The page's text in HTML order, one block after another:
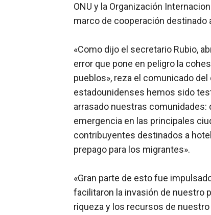
ONU y la Organización
marco de cooperación destinado
«Como dijo el secretario Rubio,
error que pone en peligro la
pueblos», reza el comunicado
estadounidenses hemos sido
arrasado nuestras
emergencia en las principales
contribuyentes destinados a
prepago para los migrantes».
«Gran parte de esto fue
facilitaron la invasión de nuestro
riqueza y los recursos de